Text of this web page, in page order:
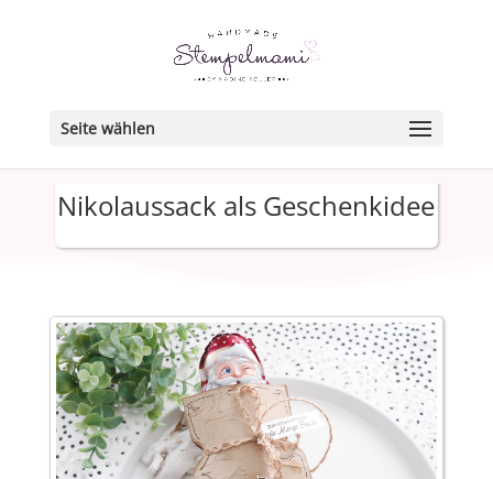
Seite wählen
Nikolaussack als Geschenkidee